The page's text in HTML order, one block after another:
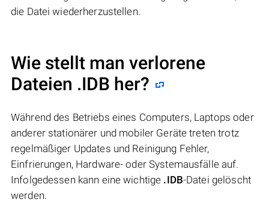
die Datei wiederherzustellen.
Wie stellt man verlorene
Dateien .IDB her?
Während des Betriebs eines Computers, Laptops oder
anderer stationärer und mobiler Geräte treten trotz
regelmäßiger Updates und Reinigung Fehler,
Einfrierungen, Hardware- oder Systemausfälle auf.
Infolgedessen kann eine wichtige .IDB-Datei gelöscht
werden.